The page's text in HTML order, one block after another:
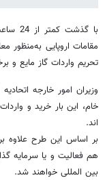
با
مقامات اروپایی به‌منظور
تحریم واردات گاز مایع و
وزیران امور خارجه
خام، این بار خرید و
اند.
بر اساس این طرح علاوه
هم فعالیت و یا سرمایه
بین المللی خواهند شد.